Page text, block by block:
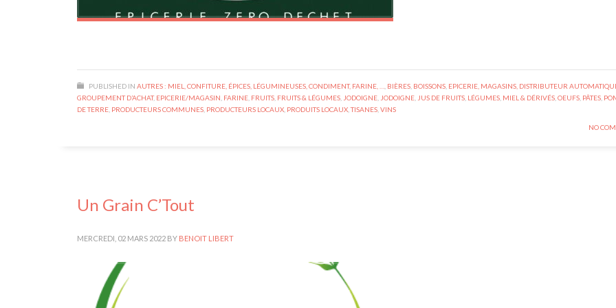
PUBLISHED IN AUTRES : MIEL, CONFITURE, ÉPICES, LÉGUMINEUSES, CONDIMENT, FARINE, … BIÈRES BOISSONS EPICERIE, MAGASINS, DISTRIBUTEUR
GROUPEMENT D’ACHAT, EPICERIE/MAGASIN FARINE FRUITS FRUITS & LÉGUMES JODOIGNE JODOIGNE JUS DE FRUITS LÉGUMES MIEL & DÉRIVÉS OEUFS PÂTES
DE TERRE PRODUCTEURS COMMUNES PRODUCTEURS LOCAUX PRODUITS LOCAUX ,TISANES VINS
NO
Un Grain C’Tout
MERCREDI, 02 MARS 2022 BY BENOIT LIBERT